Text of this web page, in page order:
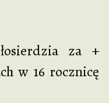
za +
w 16 rocznicę